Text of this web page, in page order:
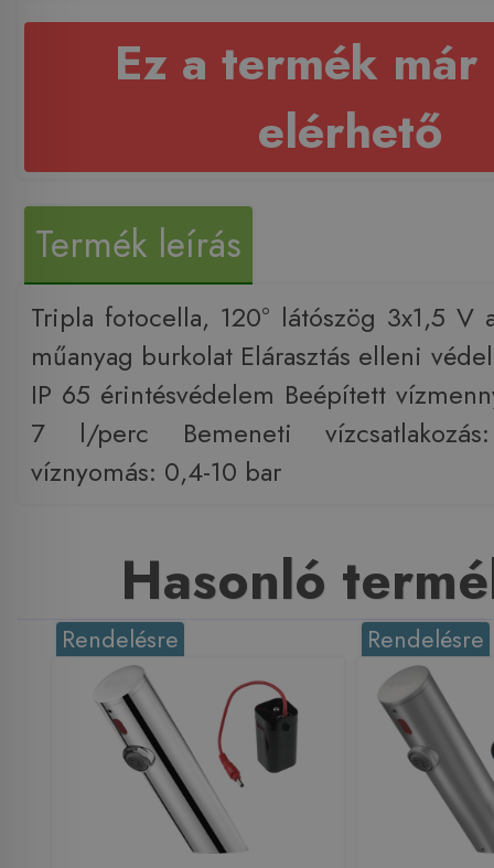
Ez a termék már
elérhető
Termék leírás
Tripla fotocella, 120° látószög 3x1,5 V
műanyag burkolat Elárasztás elleni
IP 65 érintésvédelem Beépített
7 l/perc Bemeneti
víznyomás: 0,4-10 bar
Hasonló
Rendelésre Rendelésre